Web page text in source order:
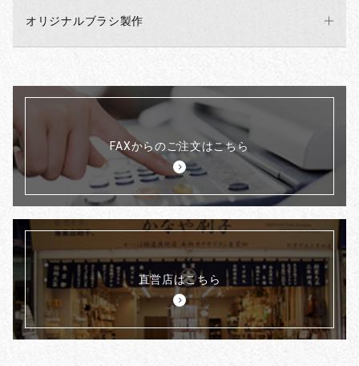
オリジナルブラシ製作
FAXからのご注文はこちら
直営店はこちら